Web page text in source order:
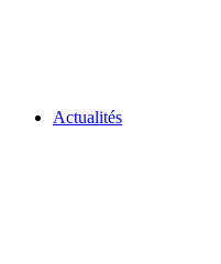
Actualités